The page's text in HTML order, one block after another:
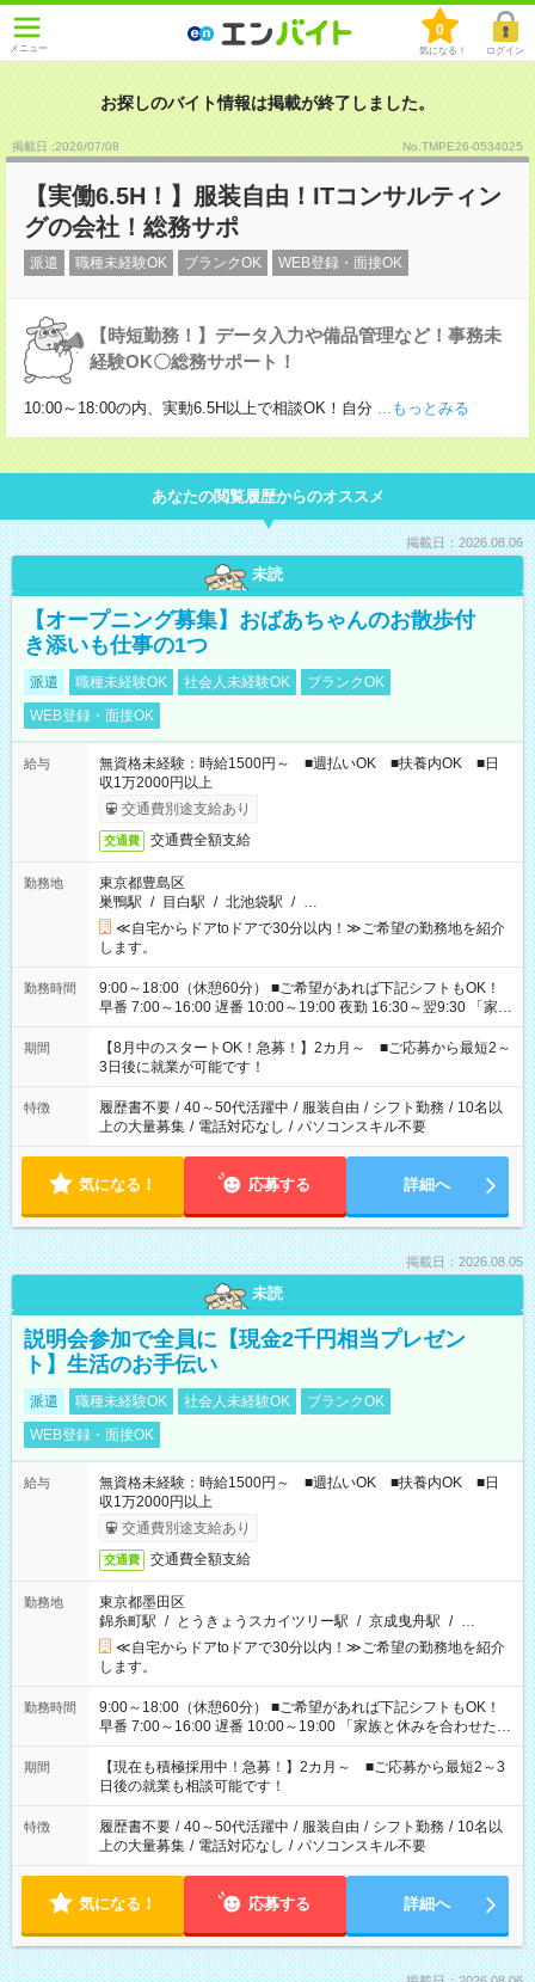
メニュー
0
気になる！ ログイン
お探しのバイト情報は掲載が終了しました。
掲載日 :2026/07/08 No.TMPE26-0534025
【実働6.5H！】服装自由！ITコンサルティン
グの会社！総務サポ
派遣 職種未経験OK ブランクOK WEB登録・面接OK
【時短勤務！】データ入力や備品管理など！事務未
経験OK〇総務サポート！
10:00～18:00の内、実動6.5H以上で相談OK！自分 ...もっとみる
あなたの閲覧履歴からのオススメ
掲載日：2026.08.06
未読
【オープニング募集】おばあちゃんのお散歩付
き添いも仕事の1つ
派遣 職種未経験OK 社会人未経験OK
ブランクOK
WEB登録・面接OK
給与
無資格未経験：時給1500円～ ■週払いOK ■扶養内OK ■日
収1万2000円以上
交通費別途支給あり
交通費 交通費全額支給
勤務地
東京都豊島区
巣鴨駅 / 目白駅 / 北池袋駅 / …
≪自宅からドアtoドアで30分以内！≫ご希望の勤務地を紹介
します。
勤務時間
9:00～18:00（休憩60分） ■ご希望があれば下記シフトもOK！
早番 7:00～16:00 遅番 10:00～19:00 夜勤 16:30～翌9:30 「家族
と休みを合わせたい」 「余裕を持って夕飯の準備がしたい」
「できれば残業はしたくない」 など、ご希望を教えてください
ね。 ※Wワーク希望の方へ 今ご覧のお仕事で希望する勤務時間
と、もう1つのお仕事の勤務時間。 合計で週40時間を超える場
合は応募できません。
期間
【8月中のスタートOK！急募！】2カ月～ ■ご応募から最短2～
3日後に就業が可能です！
特徴 履歴書不要 / 40～50代活躍中 / 服装自由 / シフト勤務 / 10名以
上の大量募集 / 電話対応なし / パソコンスキル不要
気になる！ 応募する 詳細へ
掲載日：2026.08.05
未読
説明会参加で全員に【現金2千円相当プレゼン
ト】生活のお手伝い
派遣 職種未経験OK 社会人未経験OK
ブランクOK
WEB登録・面接OK
給与
無資格未経験：時給1500円～ ■週払いOK ■扶養内OK ■日
収1万2000円以上
交通費別途支給あり
交通費 交通費全額支給
勤務地
東京都墨田区
錦糸町駅 / とうきょうスカイツリー駅 / 京成曳舟駅 / …
≪自宅からドアtoドアで30分以内！≫ご希望の勤務地を紹介
します。
勤務時間
9:00～18:00（休憩60分） ■ご希望があれば下記シフトもOK！
早番 7:00～16:00 遅番 10:00～19:00 「家族と休みを合わせた
い」 「余裕を持って夕飯の準備がしたい」 「できれば残業はし
たくない」 など、ご希望を教えてくださいね。 ※Wワーク希望
の方へ 今ご覧のお仕事で希望する勤務時間と、もう1つのお仕事
の勤務時間。 合計で週40時間を超える場合は応募できません。
期間
【現在も積極採用中！急募！】2カ月～ ■ご応募から最短2～3
日後の就業も相談可能です！
特徴 履歴書不要 / 40～50代活躍中 / 服装自由 / シフト勤務 / 10名以
上の大量募集 / 電話対応なし / パソコンスキル不要
気になる！ 応募する 詳細へ